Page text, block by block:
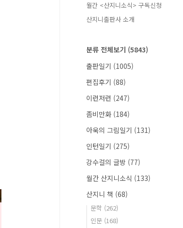
월간 <산지니소식> 구독신청
산지니출판사 소개
분류 전체보기 (5843)
출판일기 (1005)
편집후기 (88)
이런저런 (247)
좀비만화 (184)
아욱의 그림일기 (131)
인턴일기 (275)
강수걸의 글방 (77)
월간 산지니소식 (133)
산지니 책 (68)
문학 (262)
인문 (168)